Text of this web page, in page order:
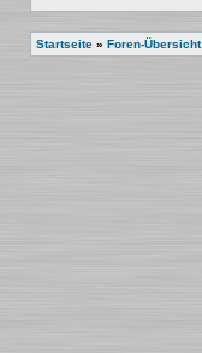
Startseite » Foren-Übersicht